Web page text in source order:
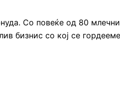
Со повеќе од 80
бизнис со кој се